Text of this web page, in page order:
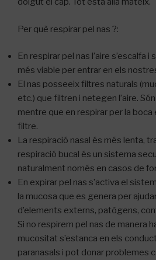
Per què respirar pel nas ?:
En respirar pel nas l’aire s’escalfa i
més viable per entrar en els
El nas posseeix filtres naturals
etc.) que filtren i netegen l’aire.
mentre que en respirar per la
filtre.
La respiració nasal és més lenta,
respiració bucal és un sistema
naturalment només en casos de
En expirar pel nas s’activa el
la mucosa que es genera per
d’elements externs, patògens,
Si no respirem pel nas de manera
mucositat s’estanca en els
paranasals i pot donar problemes